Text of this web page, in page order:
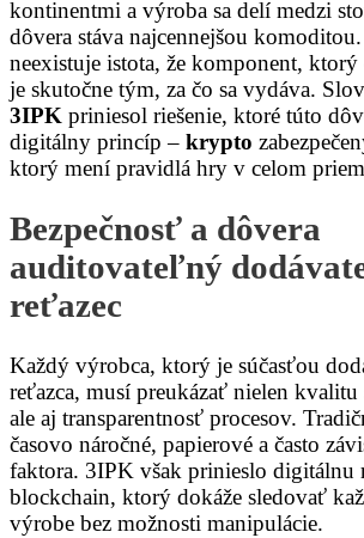
kontinentmi a výroba sa delí medzi
dôvera stáva najcennejšou
neexistuje istota, že komponent,
je skutočne tým, za čo sa vydáva.
3IPK priniesol riešenie, ktoré túto
digitálny princíp – krypto
ktorý mení pravidlá hry v celom
Bezpečnosť a dôvera
auditovateľný
reťazec
Každý výrobca, ktorý je súčasťou
reťazca, musí preukázať nielen
ale aj transparentnosť procesov.
časovo náročné, papierové a často
faktora. 3IPK však prinieslo digitálnu
blockchain, ktorý dokáže sledovať
výrobe bez možnosti manipulácie.